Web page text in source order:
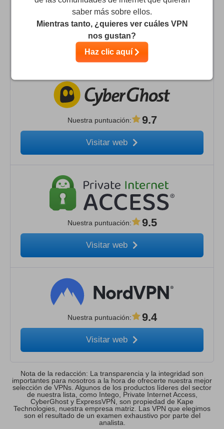
Nuestra puntuación : 9.9
Visitar web
Nuestra puntuación: 9.7
Visitar web
Nuestra puntuación: 9.5
Visitar web
Nuestra puntuación: 9.4
Visitar web
Nota de la redacción: La transparencia y la integridad son
importantes para nosotros a la hora de ofrecerte nuestra mejor
selección de VPNs. Algunos de los productos líderes del sector
de nuestra lista, como Intego, Private Internet Access,
CyberGhost y ExpressVPN, son propiedad de Kape
Technologies, nuestra empresa matriz. Las VPN que elegimos
son el resultado de un examen exhaustivo por parte del
analista.
saber más sobre ellos.
Mientras tanto, ¿quieres ver cuáles VPN
nos gustan?
Haz clic aquí